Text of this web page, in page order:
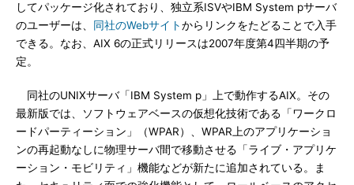
してパッケージ化されており、独立系ISVやIBM System pサーバ
のユーザーは、 同社のWebサイトからリンクをたどることで入手
できる。なお、AIX 6の正式リリースは2007年度第4四半期の予
定。
同社のUNIXサーバ「IBM System p」上で動作するAIX。その
最新版では、ソフトウェアベースの仮想化技術である「ワークロ
ードパーティーション」（WPAR）、WPAR上のアプリケーショ
ンの再起動なしに物理サーバ間で移動させる「ライブ・アプリケ
ーション・モビリティ」機能などが新たに追加されている。ま